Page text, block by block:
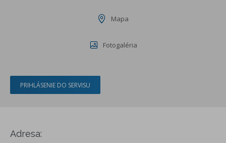
Mapa
Fotogaléria
PRIHLÁSENIE DO SERVISU
Adresa: